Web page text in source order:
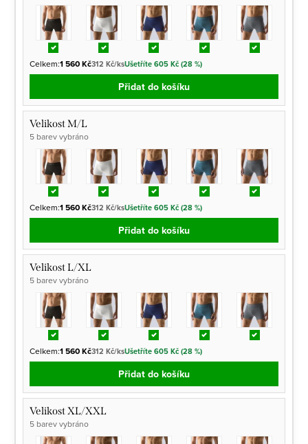
Celkem:1 560 Kč312 Kč/ksUšetříte 605 Kč (28 %)
Přidat do košíku
Velikost M/L
5 barev vybráno
Celkem:1 560 Kč312 Kč/ksUšetříte 605 Kč (28 %)
Přidat do košíku
Velikost L/XL
5 barev vybráno
Celkem:1 560 Kč312 Kč/ksUšetříte 605 Kč (28 %)
Přidat do košíku
Velikost XL/XXL
5 barev vybráno